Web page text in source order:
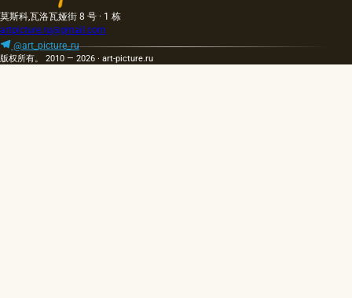
莫斯科,瓦洛瓦娅街 8 号 · 1 栋
artpicture.ru@gmail.com
@art_picture_ru
版权所有。 2010 — 2026 · art-picture.ru